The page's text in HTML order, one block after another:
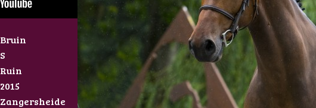
Bruin
S
Ruin
2015
Zangersheide